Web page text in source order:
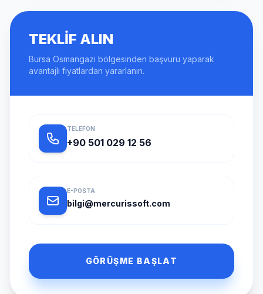
TEKLIF ALIN
Bursa Osmangazi bölgesinden başvuru yaparak
avantajlı fiyatlardan yararlanın.
TELEFON
+90 501 029 12 56
E-POSTA
bilgi@mercurissoft.com
GÖRÜŞME BAŞLAT